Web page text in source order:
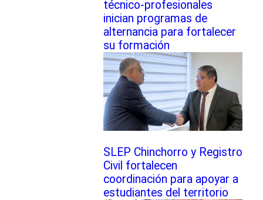
técnico-profesionales
inician programas de
alternancia para fortalecer
su formación
SLEP Chinchorro y Registro
Civil fortalecen
coordinación para apoyar a
estudiantes del territorio